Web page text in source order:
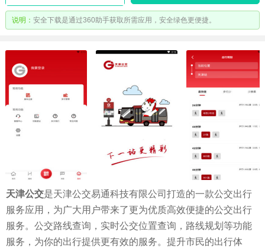
说明： 安全下载是通过360助手获取所需应用，安全绿色更便捷。
天津公交是天津公交易通科技有限公司打造的一款公交出行
服务应用，为广大用户带来了更为优质高效便捷的公交出行
服务。公交路线查询，实时公交位置查询，路线规划等功能
服务，为你的出行提供更有效的服务。提升市民的出行体